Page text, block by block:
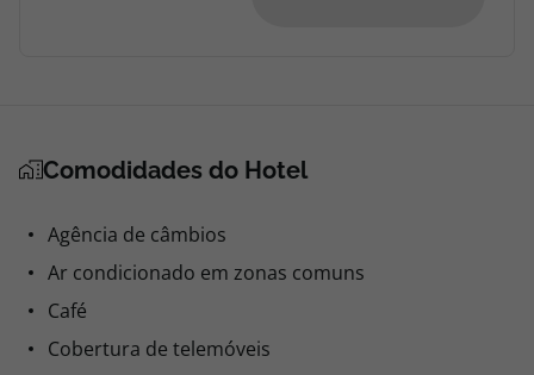
Quarto 1 - 2 Adultos
Deluxe
Só Alojamento
Não reembolsável
Comodidades do Hotel
Agência de câmbios
Ar condicionado em zonas comuns
Café